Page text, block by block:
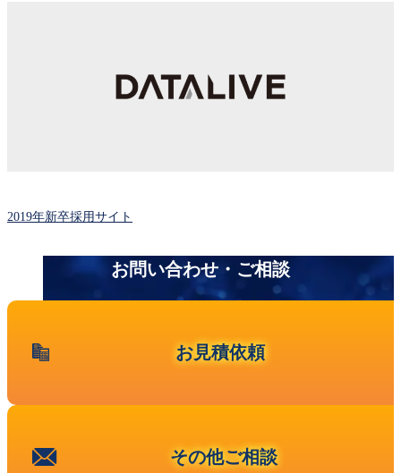
Brocade 第三者保守
Juniper 第三者保守
EOSL/EOL検索
Dell PowerEdge
HPEスイッチ
Oracleサーバー
Cisco Catalyst
Ciscoファイアウォール
2019年新卒採用サイト
お問い合わせ・ご相談
お見積依頼
その他ご相談